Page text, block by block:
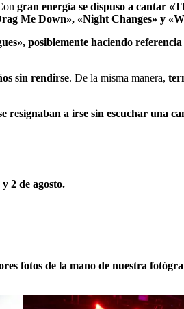
gran energía se dispuso a cantar
Me Down», «Night Changes» y
posiblemente haciendo
sin rendirse. De la misma manera,
a irse sin escuchar una
2 de agosto.
fotos de la mano de nuestra